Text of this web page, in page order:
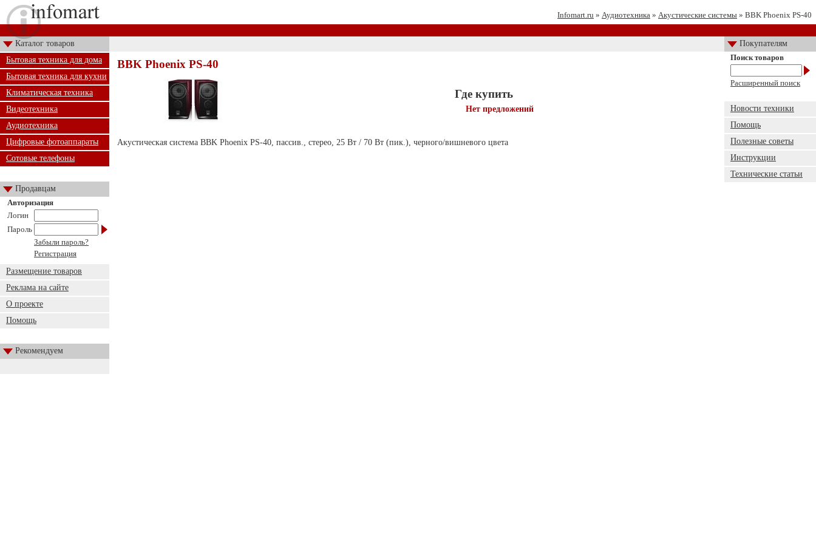
Infomart.ru » Аудиотехника » Акустические системы » BBK Phoenix PS-40
Каталог товаров
Покупателям
Бытовая техника для дома
Бытовая техника для кухни
Климатическая техника
Видеотехника
Аудиотехника
Цифровые фотоаппараты
Сотовые телефоны
Продавцам
Авторизация
Логин
Пароль
Забыли пароль?
Регистрация
Размещение товаров
Реклама на сайте
О проекте
Помощь
Рекомендуем
BBK Phoenix PS-40
Где купить
Нет предложений
Акустическая система BBK Phoenix PS-40, пассив., стерео, 25 Вт / 70 Вт (пик.), черного/вишневого цвета
Поиск товаров
Расширенный поиск
Новости техники
Помощь
Полезные советы
Инструкции
Технические статьи